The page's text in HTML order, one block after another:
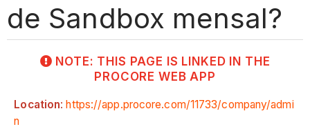
de Sandbox mensal?
NOTE: THIS PAGE IS LINKED IN THE
PROCORE WEB APP
Location: https://app.procore.com/11733/company/admi
n